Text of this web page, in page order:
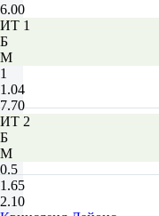
6.00
ИТ 1
Б
М
1
1.04
7.70
ИТ 2
Б
М
0.5
1.65
2.10